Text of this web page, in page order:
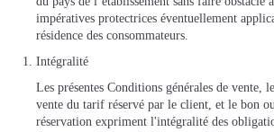
impératives protectrices éventuellement
résidence des consommateurs.
Intégralité
Les présentes Conditions générales de vente,
vente du tarif réservé par le client, et le bon
réservation expriment l'intégralité des